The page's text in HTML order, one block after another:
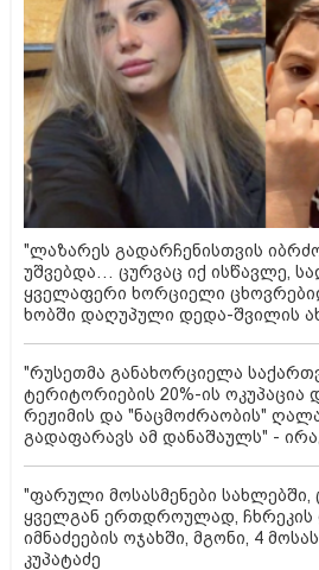
"ლაზარეს გადარჩენისთვის
უშვებდა… ცურვაც იქ ისწავლე,
ყველაფერი ხორციელი
ხობში დაღუპული დედა-შვილის
"რუსეთმა განახორციელა
ტერიტორიების 20%-ის ოკუპაცია
რეჟიმის და "ნაცმოძრაობის"
გადაფარავს ამ დანაშაულს" -
"ფარული მოსასმენები სახლებში,
ყველგან ერთდროულად, ჩხრეკის
იმნაძეების ოჯახში, მგონი, 4
კუპატაძე